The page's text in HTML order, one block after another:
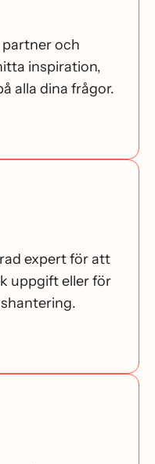
partner och
inspiration,
alla dina frågor.
expert för att
uppgift eller för